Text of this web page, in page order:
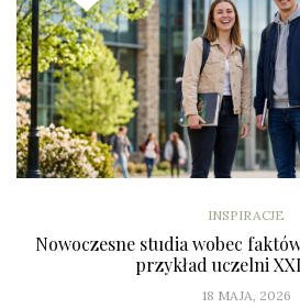
INSPIRACJE
Nowoczesne studia wobec
przykład uczelni
18 MAJA, 2026